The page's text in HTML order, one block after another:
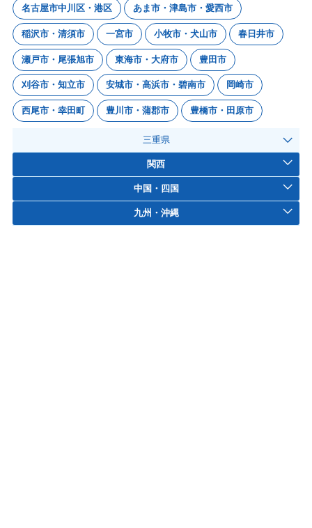
名古屋市中川区・港区 あま市・津島市・愛西市
稲沢市・清須市 一宮市 小牧市・犬山市 春日井市
瀬戸市・尾張旭市 東海市・大府市 豊田市
刈谷市・知立市 安城市・高浜市・碧南市 岡崎市
西尾市・幸田町 豊川市・蒲郡市 豊橋市・田原市
三重県
関西
中国・四国
九州・沖縄